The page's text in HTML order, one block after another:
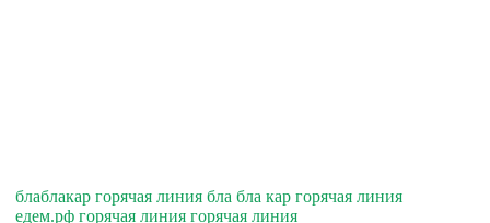
блаблакар горячая линия бла бла кар горячая линия
едем.рф горячая линия горячая линия